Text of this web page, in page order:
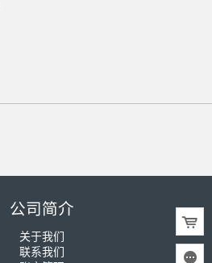
公司简介
关于我们
联系我们